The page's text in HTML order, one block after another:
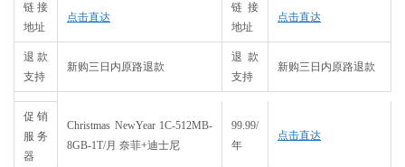
链接
地址
点击直达
链接
地址
点击直达
退款
支持
新购三日内原路退款
退款
支持
新购三日内原路退款
促销
服务
器
Christmas NewYear 1C-512MB-
8GB-1T/月 奈菲+迪士尼
99.99/
年
点击直达